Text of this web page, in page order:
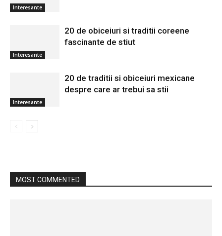
Interesante
Interesante
20 de obiceiuri si traditii coreene
fascinante de stiut
Interesante
20 de traditii si obiceiuri mexicane
despre care ar trebui sa stii
MOST COMMENTED